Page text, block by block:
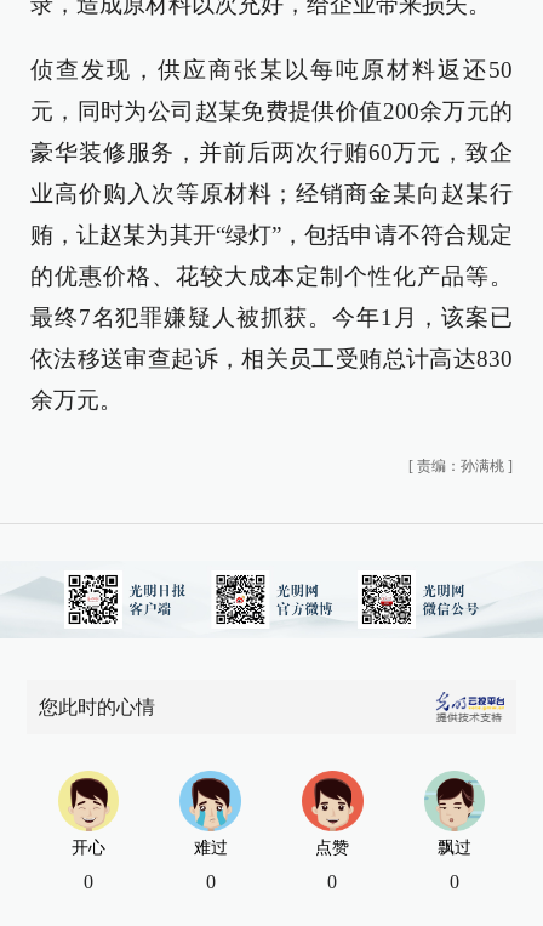
侦查发现，供应商张某以每吨原材料返还50
元，同时为公司赵某免费提供价值200余万元的
豪华装修服务，并前后两次行贿60万元，致企
业高价购入次等原材料；经销商金某向赵某行
贿，让赵某为其开“绿灯”，包括申请不符合规定
的优惠价格、花较大成本定制个性化产品等。
最终7名犯罪嫌疑人被抓获。今年1月，该案已
依法移送审查起诉，相关员工受贿总计高达830
余万元。
[ 责编：孙满桃 ]
您此时的心情
开心
0
难过
0
点赞
0
飘过
0